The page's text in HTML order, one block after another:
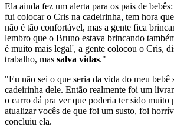
Ela ainda fez um alerta para os pais de
fui colocar o Cris na cadeirinha, tem hora
não é tão confortável, mas a gente fica
lembro que o Bruno estava brincando
é muito mais legal', a gente colocou o Cris,
trabalho, mas salva vidas."
"Eu não sei o que seria da vida do meu bebê
cadeirinha dele. Então realmente foi um
o carro dá pra ver que poderia ter sido muito
atualizar vocês de que foi um susto, foi
concluiu ela.